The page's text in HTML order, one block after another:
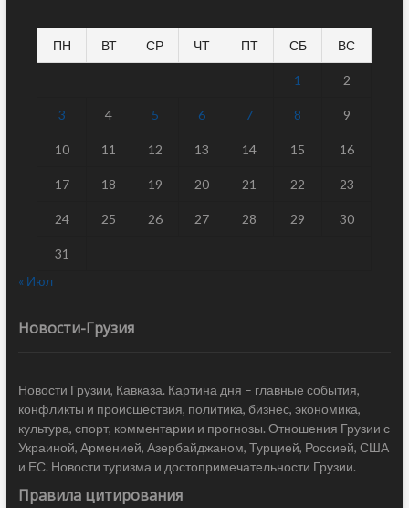
ПН ВТ СР ЧТ ПТ СБ ВС
1 2
3 4 5 6 7 8 9
10 11 12 13 14 15 16
17 18 19 20 21 22 23
24 25 26 27 28 29 30
31
« Июл
Новости-Грузия
Новости Грузии, Кавказа. Картина дня – главные события,
конфликты и происшествия, политика, бизнес, экономика,
культура, спорт, комментарии и прогнозы. Отношения Грузии с
Украиной, Арменией, Азербайджаном, Турцией, Россией, США
и ЕС. Новости туризма и достопримечательности Грузии.
Правила цитирования